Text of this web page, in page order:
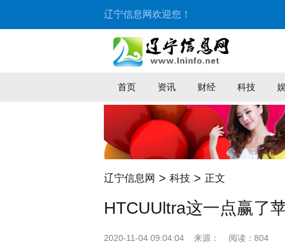
辽宁信息网欢迎您！
首页 资讯 财经 科技
辽宁信息网 > 科技 > 正文
HTCUUltra这一点赢了
2020-11-04 09:04:04 来源： 阅读：804